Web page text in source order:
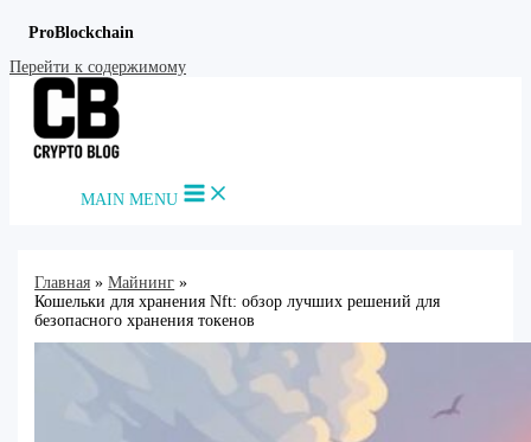
ProBlockchain
Перейти к содержимому
MAIN MENU
Главная
Майнинг
Кошельки для хранения Nft: обзор лучших решений для
безопасного хранения токенов